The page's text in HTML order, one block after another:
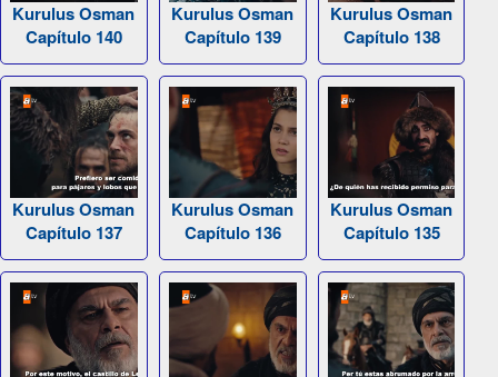
Kurulus Osman
Capítulo 140
Kurulus Osman
Capítulo 139
Kurulus Osman
Capítulo 138
Kurulus Osman
Capítulo 137
Kurulus Osman
Capítulo 136
Kurulus Osman
Capítulo 135